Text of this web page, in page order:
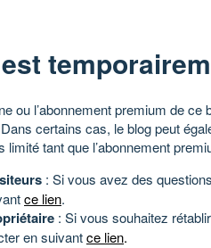
ou l’abonnement premium de ce
certains cas, le blog peut
limité tant que l’abonnement
: Si vous avez des
ce lien.
: Si vous souhaitez
en suivantce lien.